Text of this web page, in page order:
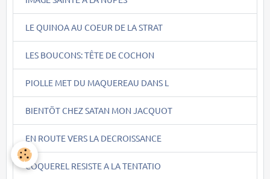
LE QUINOA AU COEUR DE LA STRAT
LES BOUCONS: TÊTE DE COCHON
PIOLLE MET DU MAQUEREAU DANS L
BIENTÖT CHEZ SATAN MON JACQUOT
EN ROUTE VERS LA DECROISSANCE
COQUEREL RESISTE A LA TENTATIO